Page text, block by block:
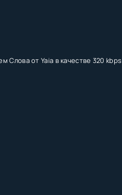
Слова от Yaia в качестве 320 kbps